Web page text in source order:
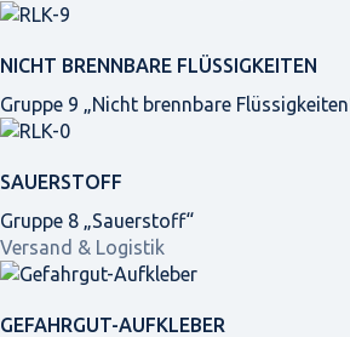
NICHT BRENNBARE FLÜSSIGKEITEN
Gruppe 9 „Nicht brennbare
SAUERSTOFF
Gruppe 8 „Sauerstoff“
Versand & Logistik
GEFAHRGUT-AUFKLEBER